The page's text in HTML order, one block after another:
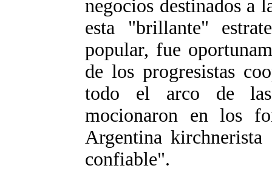
negocios destinados a
esta "brillante"
popular, fue
de los progresistas
todo el arco de las
mocionaron en los
Argentina kirchnerista
confiable".